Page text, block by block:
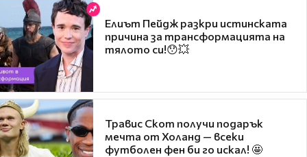
Елиът Пейдж разкри истинската
причина за трансформацията на
тялото си!😯💥
Травис Скот получи подарък
мечта от Холанд — всеки
футболен фен би го искал! 🤩